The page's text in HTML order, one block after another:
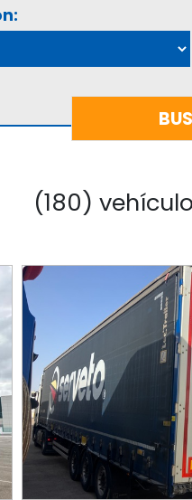
(180)